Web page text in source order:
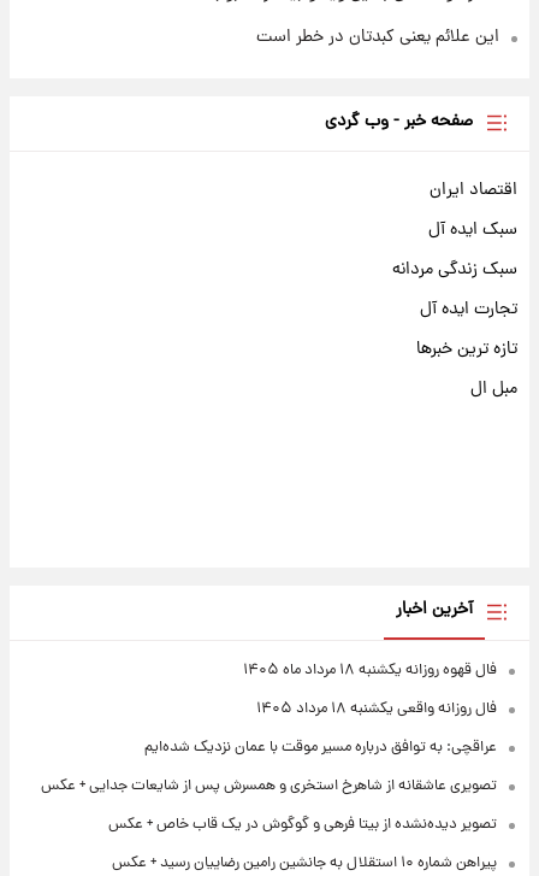
این علائم یعنی کبدتان در خطر است
صفحه خبر - وب گردی
اقتصاد ایران
سبک ایده آل
سبک زندگی مردانه
تجارت ایده آل
تازه ترین خبرها
مبل ال
آخرین اخبار
فال قهوه روزانه یکشنبه ۱۸ مرداد ماه ۱۴۰۵
فال روزانه واقعی یکشنبه ۱۸ مرداد ۱۴۰۵
عراقچی: به توافق درباره مسیر موقت با عمان نزدیک شده‌ایم
تصویری عاشقانه از شاهرخ استخری و همسرش پس از شایعات جدایی + عکس
تصویر دیده‌نشده از بیتا فرهی و گوگوش در یک قاب خاص + عکس
پیراهن شماره ۱۰ استقلال به جانشین رامین رضاییان رسید + عکس